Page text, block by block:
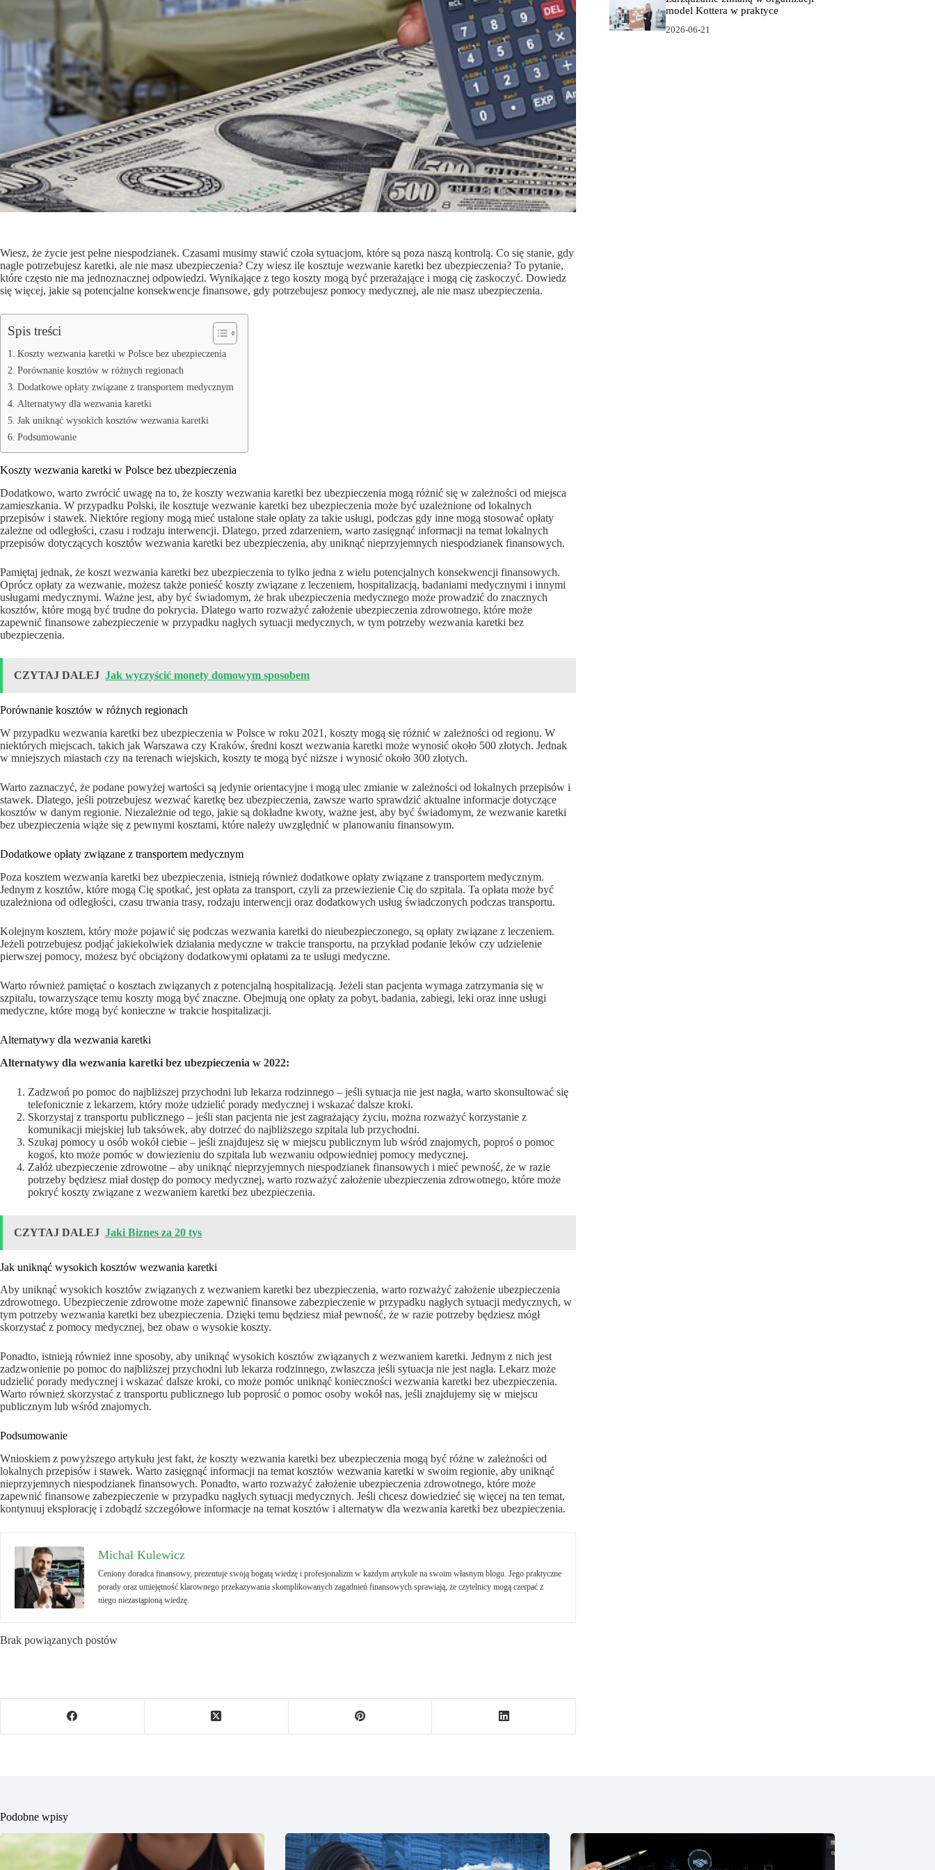
Wiesz, że życie jest pełne niespodzianek. Czasami musimy stawić czoła sytuacjom, które są poza naszą kontrolą. Co się stanie, gdy
nagle potrzebujesz karetki, ale nie masz ubezpieczenia? Czy wiesz ile kosztuje wezwanie karetki bez ubezpieczenia? To pytanie,
które często nie ma jednoznacznej odpowiedzi. Wynikające z tego koszty mogą być przerażające i mogą cię zaskoczyć. Dowiedz
się więcej, jakie są potencjalne konsekwencje finansowe, gdy potrzebujesz pomocy medycznej, ale nie masz ubezpieczenia.
Spis treści
Koszty wezwania karetki w Polsce bez ubezpieczenia
Porównanie kosztów w różnych regionach
Dodatkowe opłaty związane z transportem medycznym
Alternatywy dla wezwania karetki
Jak uniknąć wysokich kosztów wezwania karetki
Podsumowanie
Koszty wezwania karetki w Polsce bez ubezpieczenia
Dodatkowo, warto zwrócić uwagę na to, że koszty wezwania karetki bez ubezpieczenia mogą różnić się w zależności od miejsca
zamieszkania. W przypadku Polski, ile kosztuje wezwanie karetki bez ubezpieczenia może być uzależnione od lokalnych
przepisów i stawek. Niektóre regiony mogą mieć ustalone stałe opłaty za takie usługi, podczas gdy inne mogą stosować opłaty
zależne od odległości, czasu i rodzaju interwencji. Dlatego, przed zdarzeniem, warto zasięgnąć informacji na temat lokalnych
przepisów dotyczących kosztów wezwania karetki bez ubezpieczenia, aby uniknąć nieprzyjemnych niespodzianek finansowych.
Pamiętaj jednak, że koszt wezwania karetki bez ubezpieczenia to tylko jedna z wielu potencjalnych konsekwencji finansowych.
Oprócz opłaty za wezwanie, możesz także ponieść koszty związane z leczeniem, hospitalizacją, badaniami medycznymi i innymi
usługami medycznymi. Ważne jest, aby być świadomym, że brak ubezpieczenia medycznego może prowadzić do znacznych
kosztów, które mogą być trudne do pokrycia. Dlatego warto rozważyć założenie ubezpieczenia zdrowotnego, które może
zapewnić finansowe zabezpieczenie w przypadku nagłych sytuacji medycznych, w tym potrzeby wezwania karetki bez
ubezpieczenia.
CZYTAJ DALEJ Jak wyczyścić monety domowym sposobem
Porównanie kosztów w różnych regionach
W przypadku wezwania karetki bez ubezpieczenia w Polsce w roku 2021, koszty mogą się różnić w zależności od regionu. W
niektórych miejscach, takich jak Warszawa czy Kraków, średni koszt wezwania karetki może wynosić około 500 złotych. Jednak
w mniejszych miastach czy na terenach wiejskich, koszty te mogą być niższe i wynosić około 300 złotych.
Warto zaznaczyć, że podane powyżej wartości są jedynie orientacyjne i mogą ulec zmianie w zależności od lokalnych przepisów i
stawek. Dlatego, jeśli potrzebujesz wezwać karetkę bez ubezpieczenia, zawsze warto sprawdzić aktualne informacje dotyczące
kosztów w danym regionie. Niezależnie od tego, jakie są dokładne kwoty, ważne jest, aby być świadomym, że wezwanie karetki
bez ubezpieczenia wiąże się z pewnymi kosztami, które należy uwzględnić w planowaniu finansowym.
Dodatkowe opłaty związane z transportem medycznym
Poza kosztem wezwania karetki bez ubezpieczenia, istnieją również dodatkowe opłaty związane z transportem medycznym.
Jednym z kosztów, które mogą Cię spotkać, jest opłata za transport, czyli za przewiezienie Cię do szpitala. Ta opłata może być
uzależniona od odległości, czasu trwania trasy, rodzaju interwencji oraz dodatkowych usług świadczonych podczas transportu.
Kolejnym kosztem, który może pojawić się podczas wezwania karetki do nieubezpieczonego, są opłaty związane z leczeniem.
Jeżeli potrzebujesz podjąć jakiekolwiek działania medyczne w trakcie transportu, na przykład podanie leków czy udzielenie
pierwszej pomocy, możesz być obciążony dodatkowymi opłatami za te usługi medyczne.
Warto również pamiętać o kosztach związanych z potencjalną hospitalizacją. Jeżeli stan pacjenta wymaga zatrzymania się w
szpitalu, towarzyszące temu koszty mogą być znaczne. Obejmują one opłaty za pobyt, badania, zabiegi, leki oraz inne usługi
medyczne, które mogą być konieczne w trakcie hospitalizacji.
Alternatywy dla wezwania karetki
Alternatywy dla wezwania karetki bez ubezpieczenia w 2022:
Zadzwoń po pomoc do najbliższej przychodni lub lekarza rodzinnego – jeśli sytuacja nie jest nagła, warto skonsultować się
telefonicznie z lekarzem, który może udzielić porady medycznej i wskazać dalsze kroki.
Skorzystaj z transportu publicznego – jeśli stan pacjenta nie jest zagrażający życiu, można rozważyć korzystanie z
komunikacji miejskiej lub taksówek, aby dotrzeć do najbliższego szpitala lub przychodni.
Szukaj pomocy u osób wokół ciebie – jeśli znajdujesz się w miejscu publicznym lub wśród znajomych, poproś o pomoc
kogoś, kto może pomóc w dowiezieniu do szpitala lub wezwaniu odpowiedniej pomocy medycznej.
Załóż ubezpieczenie zdrowotne – aby uniknąć nieprzyjemnych niespodzianek finansowych i mieć pewność, że w razie
potrzeby będziesz miał dostęp do pomocy medycznej, warto rozważyć założenie ubezpieczenia zdrowotnego, które może
pokryć koszty związane z wezwaniem karetki bez ubezpieczenia.
CZYTAJ DALEJ Jaki Biznes za 20 tys
Jak uniknąć wysokich kosztów wezwania karetki
Aby uniknąć wysokich kosztów związanych z wezwaniem karetki bez ubezpieczenia, warto rozważyć założenie ubezpieczenia
zdrowotnego. Ubezpieczenie zdrowotne może zapewnić finansowe zabezpieczenie w przypadku nagłych sytuacji medycznych, w
tym potrzeby wezwania karetki bez ubezpieczenia. Dzięki temu będziesz miał pewność, że w razie potrzeby będziesz mógł
skorzystać z pomocy medycznej, bez obaw o wysokie koszty.
Ponadto, istnieją również inne sposoby, aby uniknąć wysokich kosztów związanych z wezwaniem karetki. Jednym z nich jest
zadzwonienie po pomoc do najbliższej przychodni lub lekarza rodzinnego, zwłaszcza jeśli sytuacja nie jest nagła. Lekarz może
udzielić porady medycznej i wskazać dalsze kroki, co może pomóc uniknąć konieczności wezwania karetki bez ubezpieczenia.
Warto również skorzystać z transportu publicznego lub poprosić o pomoc osoby wokół nas, jeśli znajdujemy się w miejscu
publicznym lub wśród znajomych.
Podsumowanie
Wnioskiem z powyższego artykułu jest fakt, że koszty wezwania karetki bez ubezpieczenia mogą być różne w zależności od
lokalnych przepisów i stawek. Warto zasięgnąć informacji na temat kosztów wezwania karetki w swoim regionie, aby uniknąć
nieprzyjemnych niespodzianek finansowych. Ponadto, warto rozważyć założenie ubezpieczenia zdrowotnego, które może
zapewnić finansowe zabezpieczenie w przypadku nagłych sytuacji medycznych. Jeśli chcesz dowiedzieć się więcej na ten temat,
kontynuuj eksplorację i zdobądź szczegółowe informacje na temat kosztów i alternatyw dla wezwania karetki bez ubezpieczenia.
Michał Kulewicz
Ceniony doradca finansowy, prezentuje swoją bogatą wiedzę i profesjonalizm w każdym artykule na swoim własnym blogu. Jego praktyczne
porady oraz umiejętność klarownego przekazywania skomplikowanych zagadnień finansowych sprawiają, że czytelnicy mogą czerpać z
niego niezastąpioną wiedzę.
Brak powiązanych postów
model Kottera w praktyce
2026-06-21
Podobne wpisy